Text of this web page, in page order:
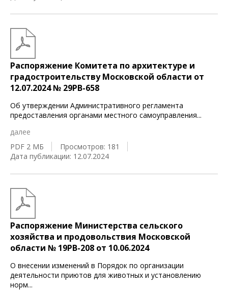
Распоряжение Комитета по архитектуре и
градостроительству Московской области от
12.07.2024 № 29РВ-658
Об утверждении Административного регламента
предоставления органами местного самоуправления...
далее
PDF 2 МБ
Просмотров: 181
Дата публикации: 12.07.2024
Распоряжение Министерства сельского
хозяйства и продовольствия Московской
области № 19РВ-208 от 10.06.2024
О внесении изменений в Порядок по организации
деятельности приютов для животных и установлению
норм...